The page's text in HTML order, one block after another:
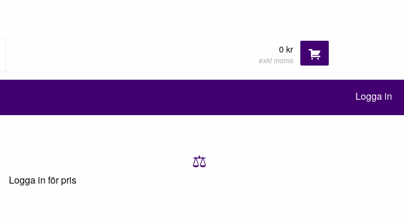
0 kr
exkl moms
Logga in
⚖
Logga in för pris